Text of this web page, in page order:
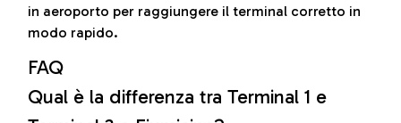
in aeroporto per raggiungere il terminal corretto in
modo rapido.
FAQ
Qual è la differenza tra Terminal 1 e